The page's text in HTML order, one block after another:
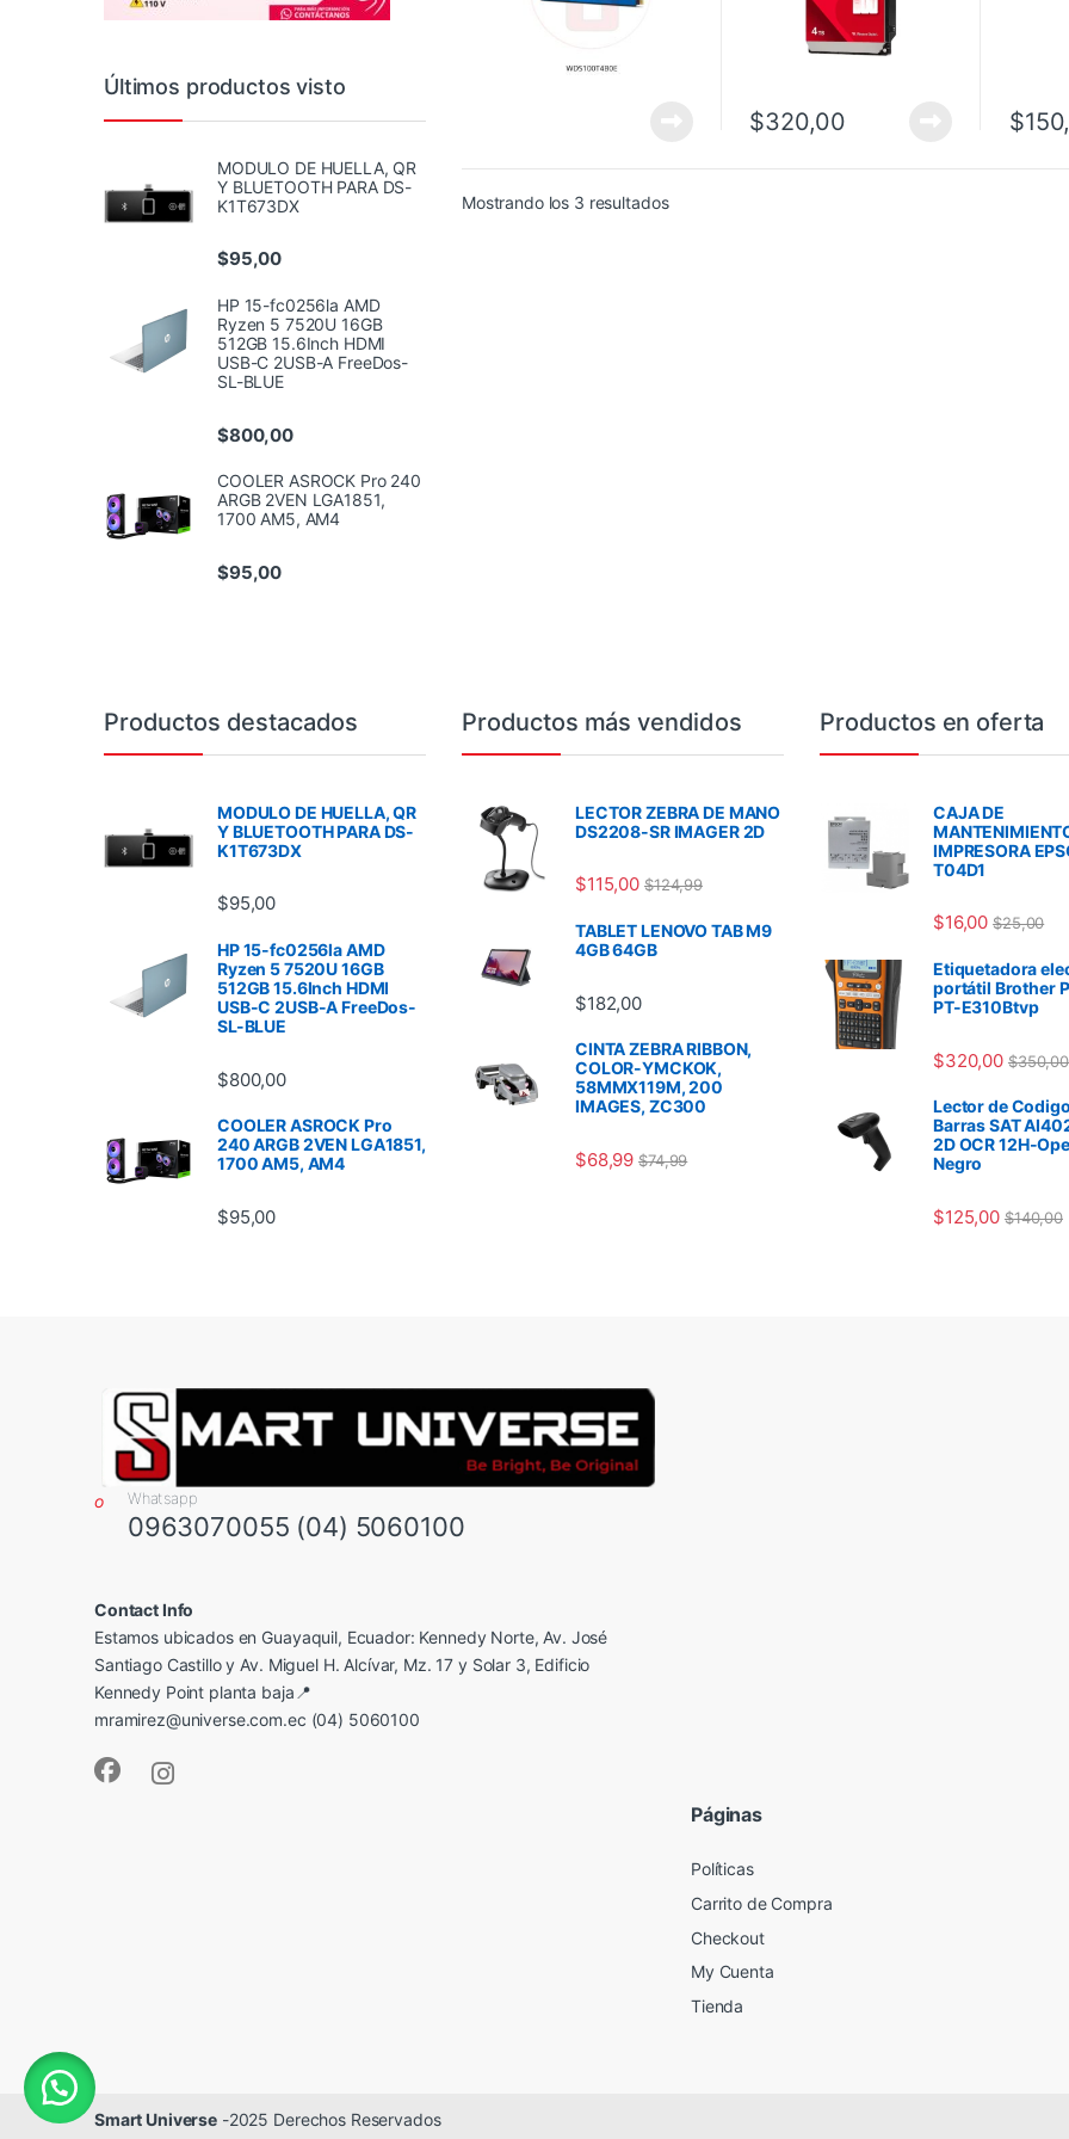
$320,00 $
Mostrando los 3 resultados
Últimos productos visto
MODULO DE HUELLA, QR
Y BLUETOOTH PARA DS-
K1T673DX
$95,00
HP 15-fc0256la AMD
Ryzen 5 7520U 16GB
512GB 15.6Inch HDMI
USB-C 2USB-A FreeDos-
SL-BLUE
$800,00
COOLER ASROCK Pro 240
ARGB 2VEN LGA1851,
1700 AM5, AM4
$95,00
Brands Carousel
Productos destacados
MODULO DE HUELLA, QR
Y BLUETOOTH PARA DS-
K1T673DX
$95,00
HP 15-fc0256la AMD
Ryzen 5 7520U 16GB
512GB 15.6Inch HDMI
USB-C 2USB-A FreeDos-
SL-BLUE
$800,00
COOLER ASROCK Pro
240 ARGB 2VEN LGA1851,
1700 AM5, AM4
$95,00
Productos más vendidos
LECTOR ZEBRA DE MANO
DS2208-SR IMAGER 2D
$115,00 $124,99
TABLET LENOVO TAB M9
4GB 64GB
$182,00
CINTA ZEBRA RIBBON,
COLOR-YMCKOK,
58MMX119M, 200
IMAGES, ZC300
$68,99 $74,99
Productos en oferta
CAJA DE
IMPRESORA
T04D1
$16,00 $25,00
Etiquetadora
portátil Brother
PT-E310Btvp
$320,00 $350,00
Lector de
Barras SAT
2D OCR 12H-
Negro
$125,00 $140,00
Whatsapp
0963070055 (04) 5060100
Contact Info
Estamos ubicados en Guayaquil, Ecuador: Kennedy Norte, Av. José
Santiago Castillo y Av. Miguel H. Alcívar, Mz. 17 y Solar 3, Edificio
Kennedy Point planta baja📍
mramirez@universe.com.ec (04) 5060100
Páginas
Políticas
Carrito de Compra
Checkout
My Cuenta
Tienda
Smart Universe -2025 Derechos Reservados